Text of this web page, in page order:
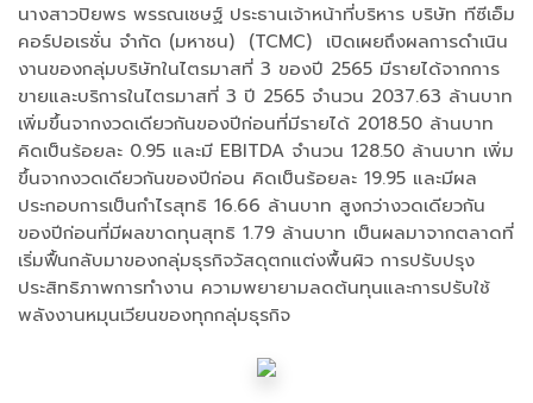
นางสาวปิยพร พรรณเชษฐ์ ประธานเจ้าหน้าที่บริหาร บริษัท ทีซีเอ็ม
คอร์ปอเรชั่น จำกัด (มหาชน) (TCMC) เปิดเผยถึงผลการดำเนิน
งานของกลุ่มบริษัทในไตรมาสที่ 3 ของปี 2565 มีรายได้จากการ
ขายและบริการในไตรมาสที่ 3 ปี 2565 จำนวน 2037.63 ล้านบาท
เพิ่มขึ้นจากงวดเดียวกันของปีก่อนที่มีรายได้ 2018.50 ล้านบาท
คิดเป็นร้อยละ 0.95 และมี EBITDA จำนวน 128.50 ล้านบาท เพิ่ม
ขึ้นจากงวดเดียวกันของปีก่อน คิดเป็นร้อยละ 19.95 และมีผล
ประกอบการเป็นกำไรสุทธิ 16.66 ล้านบาท สูงกว่างวดเดียวกัน
ของปีก่อนที่มีผลขาดทุนสุทธิ 1.79 ล้านบาท เป็นผลมาจากตลาดที่
เริ่มฟื้นกลับมาของกลุ่มธุรกิจวัสดุตกแต่งพื้นผิว การปรับปรุง
ประสิทธิภาพการทำงาน ความพยายามลดต้นทุนและการปรับใช้
พลังงานหมุนเวียนของทุกกลุ่มธุรกิจ